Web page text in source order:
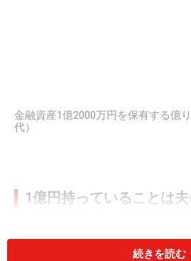
金融資産1億2000万円を保有する億
代）
1億円持っていることは
続きを読む